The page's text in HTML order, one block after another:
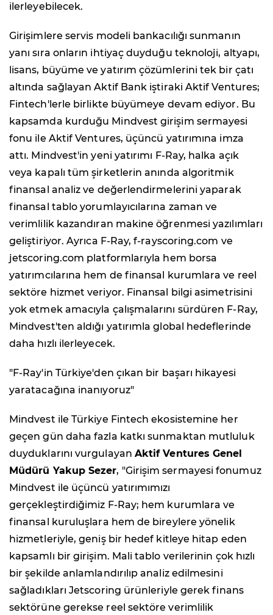
ilerleyebilecek.
Girişimlere servis modeli bankacılığı sunmanın
yanı sıra onların ihtiyaç duyduğu teknoloji, altyapı,
lisans, büyüme ve yatırım çözümlerini tek bir çatı
altında sağlayan Aktif Bank iştiraki Aktif Ventures;
Fintech'lerle birlikte büyümeye devam ediyor. Bu
kapsamda kurduğu Mindvest girişim sermayesi
fonu ile Aktif Ventures, üçüncü yatırımına imza
attı. Mindvest'in yeni yatırımı F-Ray, halka açık
veya kapalı tüm şirketlerin anında algoritmik
finansal analiz ve değerlendirmelerini yaparak
finansal tablo yorumlayıcılarına zaman ve
verimlilik kazandıran makine öğrenmesi yazılımları
geliştiriyor. Ayrıca F-Ray, f-rayscoring.com ve
jetscoring.com platformlarıyla hem borsa
yatırımcılarına hem de finansal kurumlara ve reel
sektöre hizmet veriyor. Finansal bilgi asimetrisini
yok etmek amacıyla çalışmalarını sürdüren F-Ray,
Mindvest'ten aldığı yatırımla global hedeflerinde
daha hızlı ilerleyecek.
"F-Ray'in Türkiye'den çıkan bir başarı hikayesi
yaratacağına inanıyoruz"
Mindvest ile Türkiye Fintech ekosistemine her
geçen gün daha fazla katkı sunmaktan mutluluk
duyduklarını vurgulayan Aktif Ventures Genel
Müdürü Yakup Sezer, "Girişim sermayesi fonumuz
Mindvest ile üçüncü yatırımımızı
gerçekleştirdiğimiz F-Ray; hem kurumlara ve
finansal kuruluşlara hem de bireylere yönelik
hizmetleriyle, geniş bir hedef kitleye hitap eden
kapsamlı bir girişim. Mali tablo verilerinin çok hızlı
bir şekilde anlamlandırılıp analiz edilmesini
sağladıkları Jetscoring ürünleriyle gerek finans
sektörüne gerekse reel sektöre verimlilik